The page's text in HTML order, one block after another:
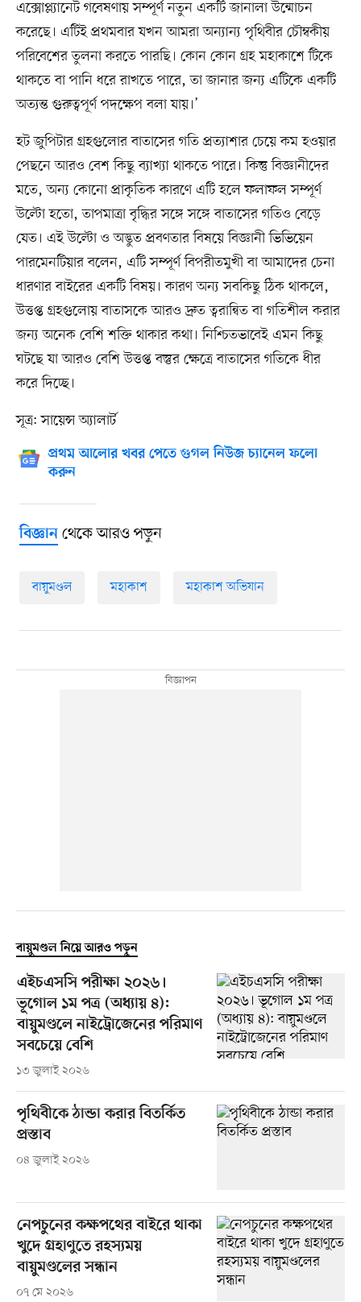
এক্সোপ্ল্যানেট গবেষণায় সম্পূর্ণ নতুন একটি জানালা উন্মোচন
করেছে। এটিই প্রথমবার যখন আমরা অন্যান্য পৃথিবীর চৌম্বকীয়
পরিবেশের তুলনা করতে পারছি। কোন কোন গ্রহ মহাকাশে টিকে
থাকতে বা পানি ধরে রাখতে পারে, তা জানার জন্য এটিকে একটি
অত্যন্ত গুরুত্বপূর্ণ পদক্ষেপ বলা যায়।’
হট জুপিটার গ্রহগুলোর বাতাসের গতি প্রত্যাশার চেয়ে কম হওয়ার
পেছনে আরও বেশ কিছু ব্যাখ্যা থাকতে পারে। কিন্তু বিজ্ঞানীদের
মতে, অন্য কোনো প্রাকৃতিক কারণে এটি হলে ফলাফল সম্পূর্ণ
উল্টো হতো, তাপমাত্রা বৃদ্ধির সঙ্গে সঙ্গে বাতাসের গতিও বেড়ে
যেত। এই উল্টো ও অদ্ভুত প্রবণতার বিষয়ে বিজ্ঞানী ভিভিয়েন
পারমেনটিয়ার বলেন, এটি সম্পূর্ণ বিপরীতমুখী বা আমাদের চেনা
ধারণার বাইরের একটি বিষয়। কারণ অন্য সবকিছু ঠিক থাকলে,
উত্তপ্ত গ্রহগুলোয় বাতাসকে আরও দ্রুত ত্বরান্বিত বা গতিশীল করার
জন্য অনেক বেশি শক্তি থাকার কথা। নিশ্চিতভাবেই এমন কিছু
ঘটছে যা আরও বেশি উত্তপ্ত বস্তুর ক্ষেত্রে বাতাসের গতিকে ধীর
করে দিচ্ছে।
সূত্র: সায়েন্স অ্যালার্ট
প্রথম আলোর খবর পেতে গুগল নিউজ চ্যানেল ফলো
করুন
বিজ্ঞানথেকে আরও পড়ুন
বায়ুমণ্ডল মহাকাশ মহাকাশ অভিযান
বায়ুমণ্ডল নিয়ে আরও পড়ুন
এইচএসসি পরীক্ষা ২০২৬।
ভূগোল ১ম পত্র (অধ্যায় ৪):
বায়ুমণ্ডলে নাইট্রোজেনের পরিমাণ
সবচেয়ে বেশি
১৩ জুলাই ২০২৬
পৃথিবীকে ঠান্ডা করার বিতর্কিত
প্রস্তাব
০৪ জুলাই ২০২৬
নেপচুনের কক্ষপথের বাইরে থাকা
খুদে গ্রহাণুতে রহস্যময়
বায়ুমণ্ডলের সন্ধান
০৭ মে ২০২৬